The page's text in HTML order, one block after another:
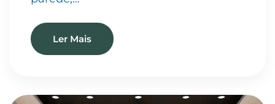
Ler Mais